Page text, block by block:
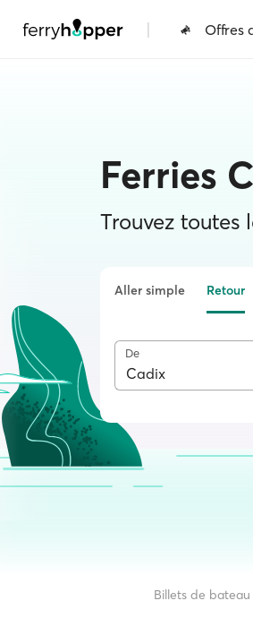
| Offres
Ferries
Trouvez toutes
Aller simple Retour
De
Billets de bateau